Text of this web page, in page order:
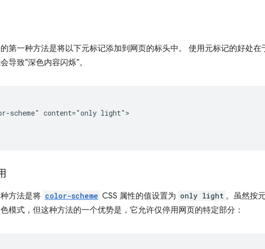
第一种方法是将以下元标记添加到网页的标头中。 使用元标记的好处
导致“深色内容闪烁”。
scheme" content="only light">
方法是将 color-scheme CSS 属性的值设置为 only light 。虽然按
模式，但这种方法的一个优势是，它允许仅停用网页的特定部分：